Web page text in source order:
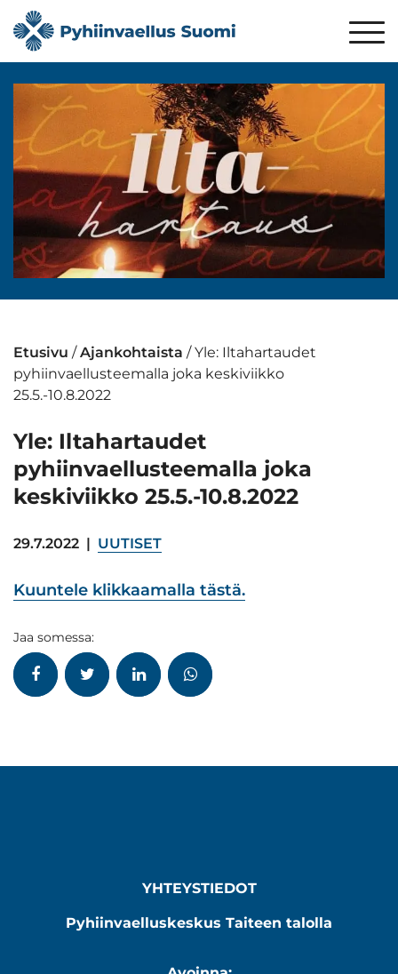
Etusivu /Ajankohtaista /Yle: Iltahartaudet
pyhiinvaellusteemalla joka keskiviikko
25.5.-10.8.2022
Yle: Iltahartaudet
pyhiinvaellusteemalla joka
keskiviikko 25.5.-10.8.2022
29.7.2022 | UUTISET
Kuuntele klikkaamalla tästä.
Jaa somessa:
YHTEYSTIEDOT
Pyhiinvaelluskeskus Taiteen talolla